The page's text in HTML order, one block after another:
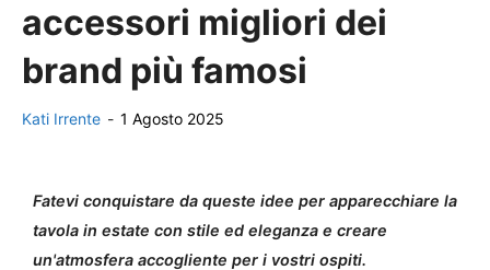
accessori migliori dei
brand più famosi
Kati Irrente - 1 Agosto 2025
Fatevi conquistare da queste idee per apparecchiare la
tavola in estate con stile ed eleganza e creare
un'atmosfera accogliente per i vostri ospiti.